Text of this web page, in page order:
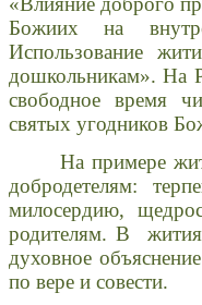
Божиих на
Использование
дошкольникам». На
свободное время
святых угодников
На примере
добродетелям:
милосердию,
родителям. В
духовное
по вере и совести.